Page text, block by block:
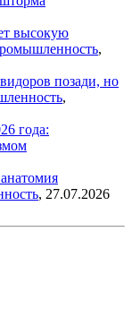
высокую
,
позади, но
,
года:
, 27.07.2026